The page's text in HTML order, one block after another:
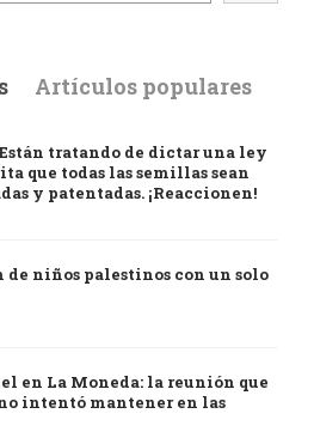
Artículos populares
tratando de dictar una ley
que todas las semillas sean
y patentadas. ¡Reaccionen!
de niños palestinos con un solo
en La Moneda: la reunión que
intentó mantener en las